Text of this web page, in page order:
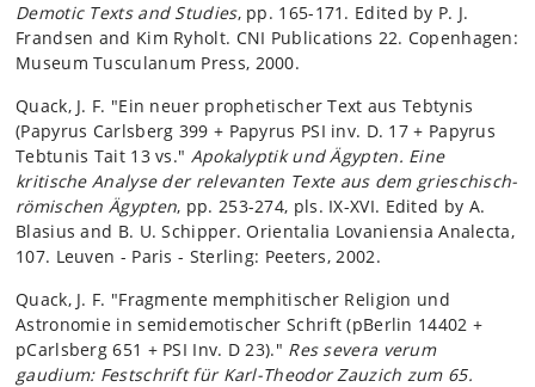
Demotic Texts and Studies, pp. 165-171. Edited by P. J.
Frandsen and Kim Ryholt. CNI Publications 22. Copenhagen:
Museum Tusculanum Press, 2000.
Quack, J. F. "Ein neuer prophetischer Text aus Tebtynis
(Papyrus Carlsberg 399 + Papyrus PSI inv. D. 17 + Papyrus
Tebtunis Tait 13 vs." Apokalyptik und Ägypten. Eine
kritische Analyse der relevanten Texte aus dem grieschisch-
römischen Ägypten, pp. 253-274, pls. IX-XVI. Edited by A.
Blasius and B. U. Schipper. Orientalia Lovaniensia Analecta,
107. Leuven - Paris - Sterling: Peeters, 2002.
Quack, J. F. "Fragmente memphitischer Religion und
Astronomie in semidemotischer Schrift (pBerlin 14402 +
pCarlsberg 651 + PSI Inv. D 23)." Res severa verum
gaudium: Festschrift für Karl-Theodor Zauzich zum 65.